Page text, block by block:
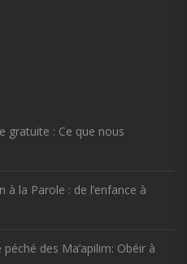
gratuite : Ce que nous
la Parole : de l’enfance à
des Ma’apilim: Obéir à